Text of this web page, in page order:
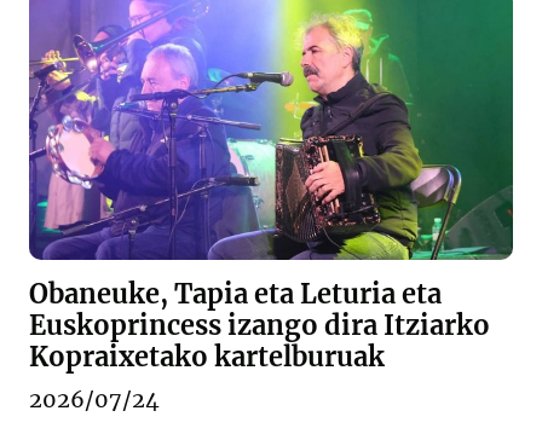
Obaneuke, Tapia eta Leturia eta
Euskoprincess izango dira Itziarko
Kopraixetako kartelburuak
2026/07/24